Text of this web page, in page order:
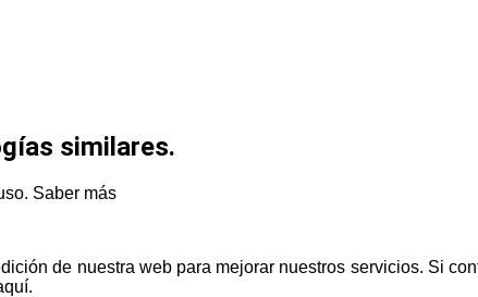
similares.
Saber más
de nuestra web para mejorar nuestros servicios. Si